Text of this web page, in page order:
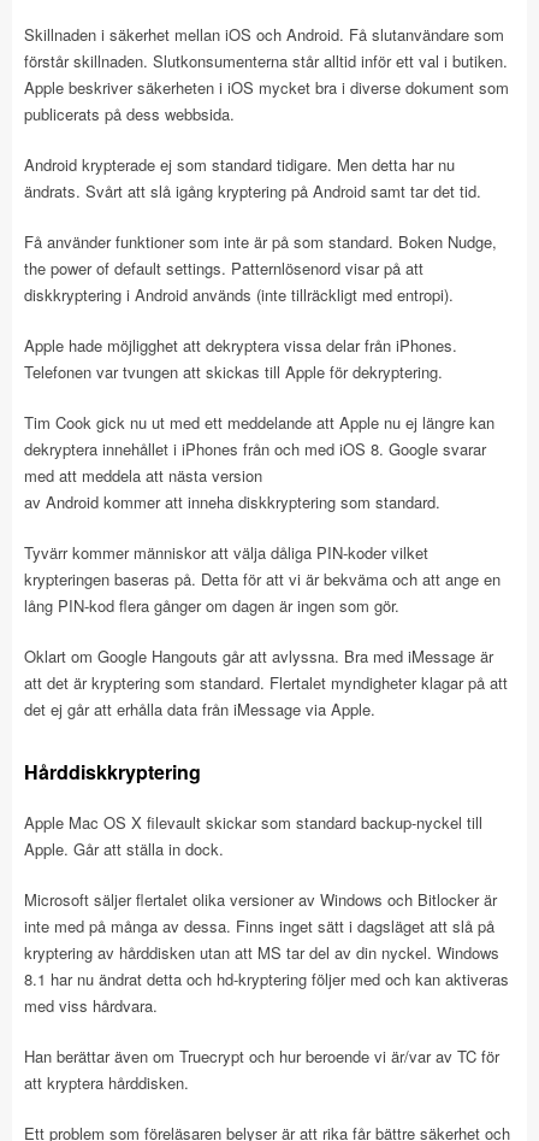
Skillnaden i säkerhet mellan iOS och Android. Få slutanvändare som
förstår skillnaden. Slutkonsumenterna står alltid inför ett val i butiken.
Apple beskriver säkerheten i iOS mycket bra i diverse dokument som
publicerats på dess webbsida.
Android krypterade ej som standard tidigare. Men detta har nu
ändrats. Svårt att slå igång kryptering på Android samt tar det tid.
Få använder funktioner som inte är på som standard. Boken Nudge,
the power of default settings. Patternlösenord visar på att
diskkryptering i Android används (inte tillräckligt med entropi).
Apple hade möjligghet att dekryptera vissa delar från iPhones.
Telefonen var tvungen att skickas till Apple för dekryptering.
Tim Cook gick nu ut med ett meddelande att Apple nu ej längre kan
dekryptera innehållet i iPhones från och med iOS 8. Google svarar
med att meddela att nästa version
av Android kommer att inneha diskkryptering som standard.
Tyvärr kommer människor att välja dåliga PIN-koder vilket
krypteringen baseras på. Detta för att vi är bekväma och att ange en
lång PIN-kod flera gånger om dagen är ingen som gör.
Oklart om Google Hangouts går att avlyssna. Bra med iMessage är
att det är kryptering som standard. Flertalet myndigheter klagar på att
det ej går att erhålla data från iMessage via Apple.
Hårddiskkryptering
Apple Mac OS X filevault skickar som standard backup-nyckel till
Apple. Går att ställa in dock.
Microsoft säljer flertalet olika versioner av Windows och Bitlocker är
inte med på många av dessa. Finns inget sätt i dagsläget att slå på
kryptering av hårddisken utan att MS tar del av din nyckel. Windows
8.1 har nu ändrat detta och hd-kryptering följer med och kan aktiveras
med viss hårdvara.
Han berättar även om Truecrypt och hur beroende vi är/var av TC för
att kryptera hårddisken.
Ett problem som föreläsaren belyser är att rika får bättre säkerhet och